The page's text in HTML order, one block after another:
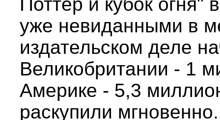
уже невиданными в
издательском деле
Великобритании - 1
Америке - 5,3
раскупили